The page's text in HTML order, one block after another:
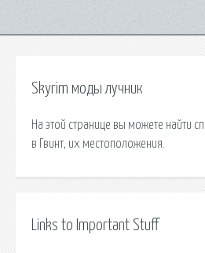
Skyrim моды лучник
На этой странице вы можете найти
в Гвинт, их местоположения.
Links to Important Stuff